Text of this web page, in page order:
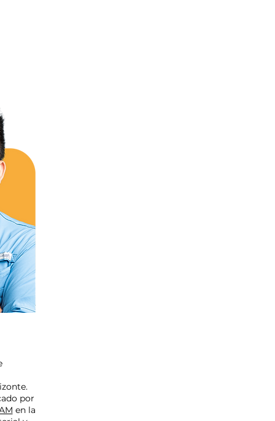
por
en la